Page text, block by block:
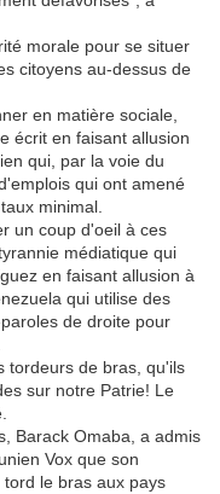
morale pour se situer
citoyens au-dessus de
en matière sociale,
écrit en faisant allusion
qui, par la voie du
qui ont amené
minimal.
un coup d'oeil à ces
médiatique qui
en faisant allusion à
qui utilise des
de droite pour
tordeurs de bras, qu'ils
sur notre Patrie! Le
Barack Omaba, a admis
Vox que son
le bras aux pays